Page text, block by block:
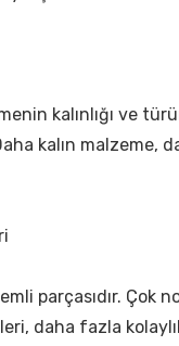
kalınlığı ve
kalın
parçasıdır.
daha fazla